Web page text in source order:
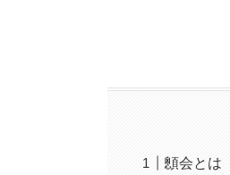
顖会とは